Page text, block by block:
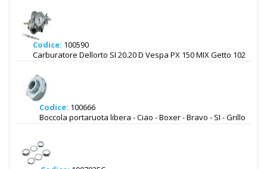
Codice: 100590
Carburatore Dellorto SI 20.20 D Vespa PX 150 MIX Getto 102
Codice: 100666
Boccola portaruota libera - Ciao - Boxer - Bravo - SI - Grillo